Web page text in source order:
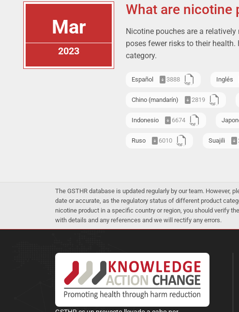
Mar
2023
What are nicotine
Nicotine pouches are a
poses fewer risks to their
category.
Español 3888 Inglés
Chino (mandarín) 2819
Indonesio 6674
Ruso 6010 Suajili
The GSTHR database is updated regularly by our team.
date or accurate, as the regulatory status of different product
nicotine product in a specific country or region, you should verify
with details and any references and we will rectify any errors.